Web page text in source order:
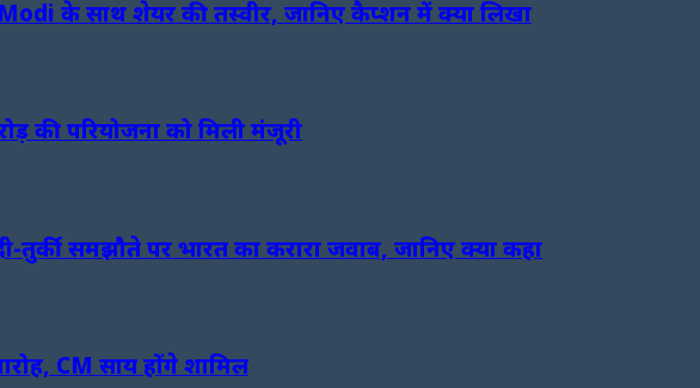
के साथ शेयर की तस्वीर, जानिए कैप्शन में क्या लिखा
की परियोजना को मिली मंजूरी
तुर्की समझौते पर भारत का करारा जवाब, जानिए क्या कहा
CM साय होंगे शामिल